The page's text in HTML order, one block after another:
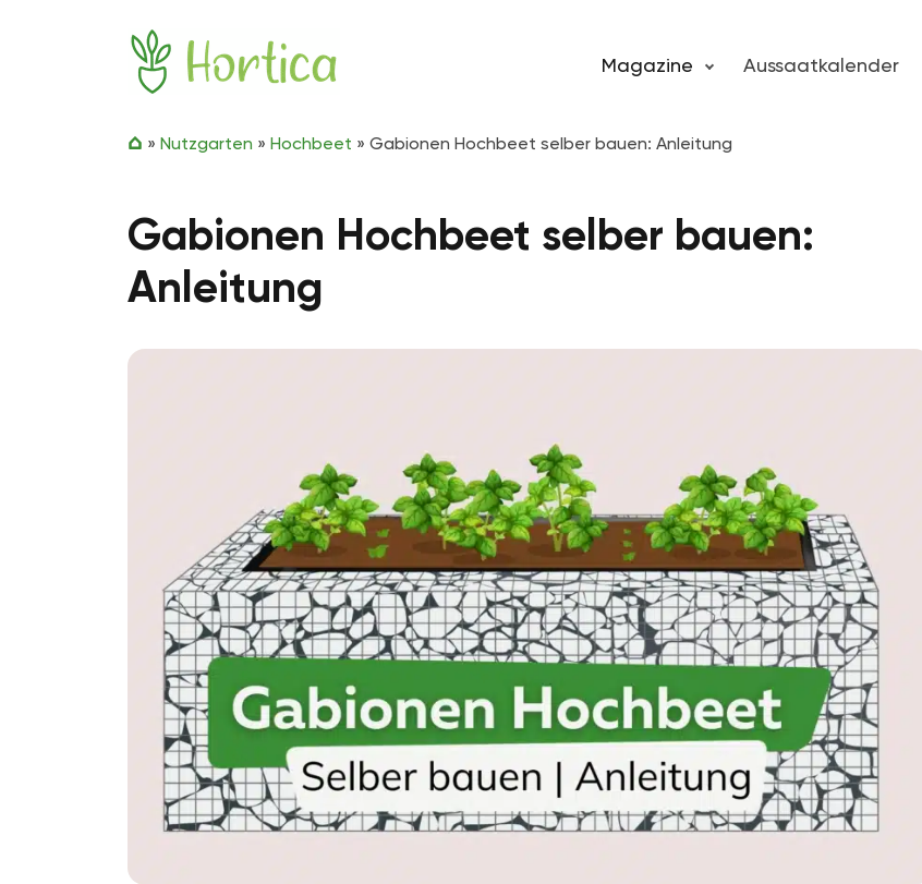
Magazine Aussaatkalender
» Nutzgarten » Hochbeet » Gabionen Hochbeet selber bauen: Anleitung
Gabionen Hochbeet selber bauen:
Anleitung